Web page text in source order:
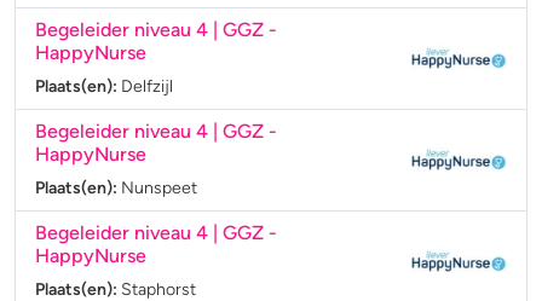
Begeleider niveau 4 | GGZ -
HappyNurse
Plaats(en): Delfzijl
Begeleider niveau 4 | GGZ -
HappyNurse
Plaats(en): Nunspeet
Begeleider niveau 4 | GGZ -
HappyNurse
Plaats(en): Staphorst